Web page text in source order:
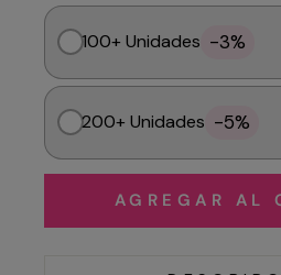
100+ Unidades -3%
200+ Unidades -5%
AGREGAR AL